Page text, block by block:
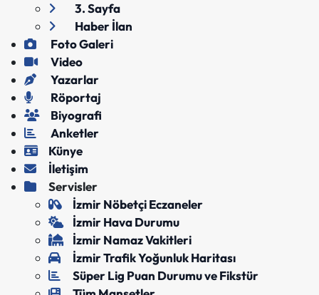
3. Sayfa
Haber İlan
Foto Galeri
Video
Yazarlar
Röportaj
Biyografi
Anketler
Künye
İletişim
Servisler
İzmir Nöbetçi Eczaneler
İzmir Hava Durumu
İzmir Namaz Vakitleri
İzmir Trafik Yoğunluk Haritası
Süper Lig Puan Durumu ve Fikstür